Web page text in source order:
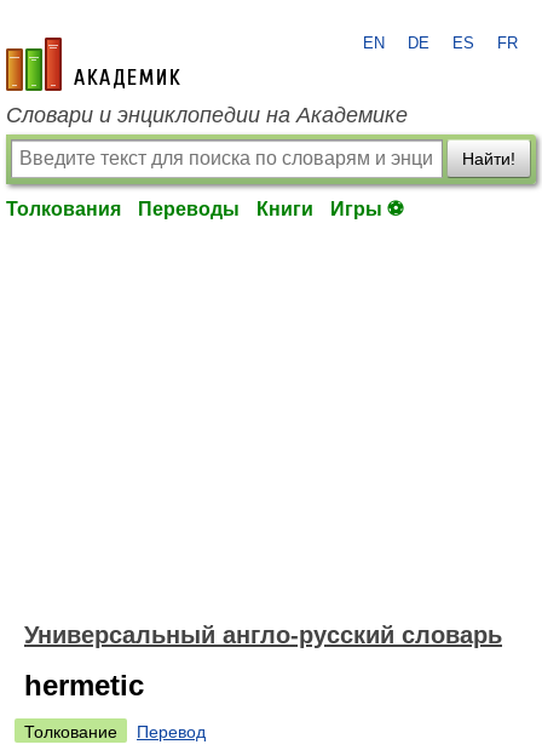
academic.ru
EN DE ES FR
Словари и энциклопедии на Академике
Найти!
Толкования Переводы Книги Игры ⚽
Универсальный англо-русский словарь
hermetic
Толкование
Перевод